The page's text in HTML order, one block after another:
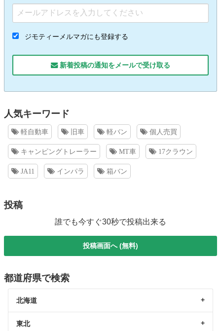
ジモティーメルマガにも登録する
新着投稿の通知をメールで受け取る
人気キーワード
軽自動車 旧車 軽バン 個人売買
キャンピングトレーラー MT車 17クラウン
JA11 インパラ 箱バン
投稿
誰でも今すぐ30秒で投稿出来る
投稿画面へ (無料)
都道府県で検索
北海道
東北